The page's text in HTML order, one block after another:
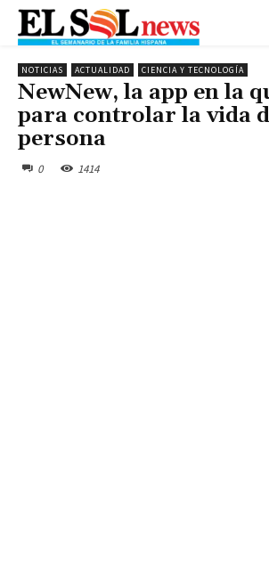
NOTICIAS ACTUALIDAD CIENCIA Y TECNOLOGÍA
NewNew, la app en la
para controlar la vida
persona
0 1414